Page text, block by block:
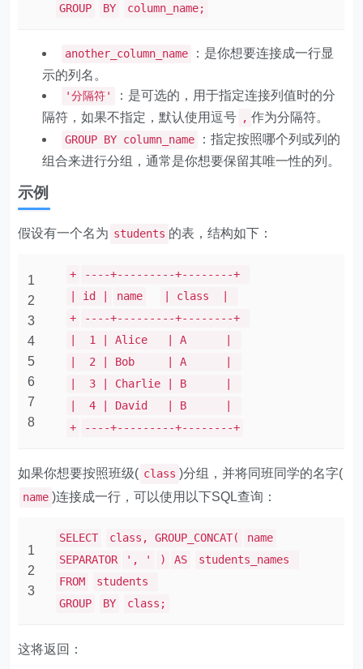
GROUP
BY column_name;
another_column_name
：是你想要连接成一行显
示的列名。
'分隔符'
：是可选的，用于指定连接列值时的分
隔符，如果不指定，默认使用逗号 , 作为分隔符。
GROUP BY column_name
：指定按照哪个列或列的
组合来进行分组，通常是你想要保留其唯一性的列。
示例
假设有一个名为 students 的表，结构如下：
1
2
3
4
5
6
7
8
+
----+---------+--------+
| id |
name
| class |
+
----+---------+--------+
| 1 | Alice | A |
| 2 | Bob | A |
| 3 | Charlie | B |
| 4 | David | B |
+
----+---------+--------+
如果你想要按照班级( class )分组，并将同班同学的名字(
name )连接成一行，可以使用以下SQL查询：
1
2
3
SELECT class, GROUP_CONCAT(
name
SEPARATOR
', ' ) AS
students_names
FROM
students
GROUP
BY class;
这将返回：